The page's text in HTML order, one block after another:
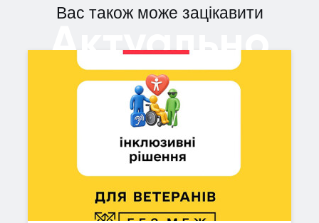
Вас також може зацікавити
Актуально